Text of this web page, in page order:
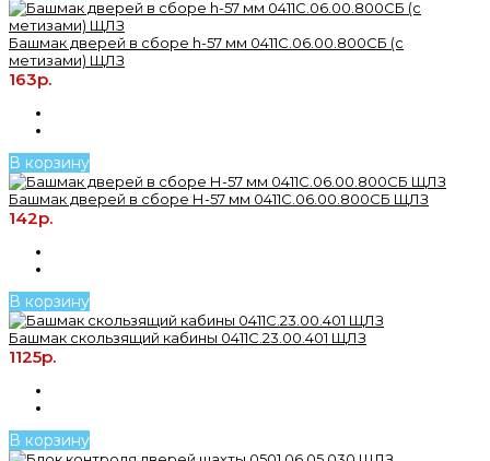
Башмак дверей в сборе h-57 мм 0411С.06.00.800СБ (с
метизами) ЩЛЗ
163р.
В корзину
Башмак дверей в сборе Н-57 мм 0411С.06.00.800СБ ЩЛЗ
142р.
В корзину
Башмак скользящий кабины 0411С.23.00.401 ЩЛЗ
1125р.
В корзину